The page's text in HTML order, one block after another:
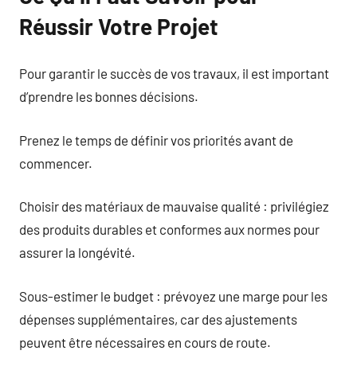
Réussir Votre Projet
Pour garantir le succès de vos travaux, il est important
d’prendre les bonnes décisions.
Prenez le temps de définir vos priorités avant de
commencer.
Choisir des matériaux de mauvaise qualité : privilégiez
des produits durables et conformes aux normes pour
assurer la longévité.
Sous-estimer le budget : prévoyez une marge pour les
dépenses supplémentaires, car des ajustements
peuvent être nécessaires en cours de route.